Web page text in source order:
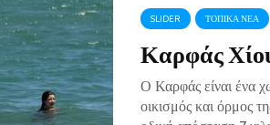
SLIDER ΤΟΠΙΚΑ ΝΕΑ
Καρφάς
Ο Καρφάς είναι ένα
οικισμός και όρμος